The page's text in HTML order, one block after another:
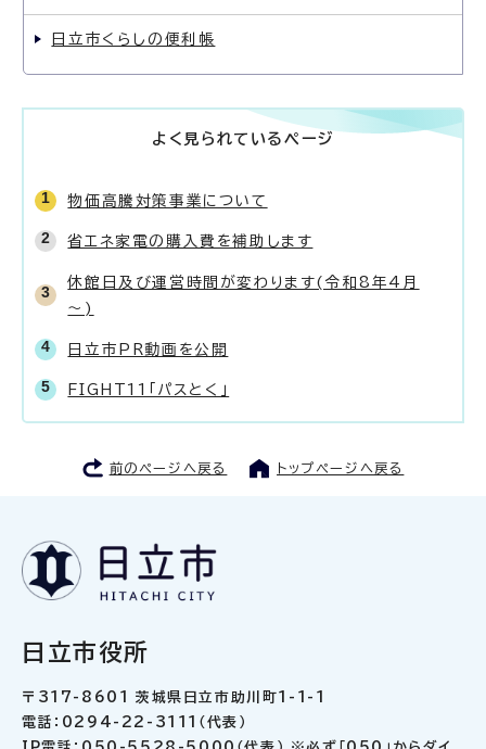
日立市くらしの便利帳
よく見られているページ
物価高騰対策事業について
省エネ家電の購入費を補助します
休館日及び運営時間が変わります(令和8年4月
～)
日立市PR動画を公開
FIGHT11「パスとく」
前のページへ戻る トップページへ戻る
日立市役所
〒317-8601 茨城県日立市助川町1-1-1
電話：0294-22-3111（代表）